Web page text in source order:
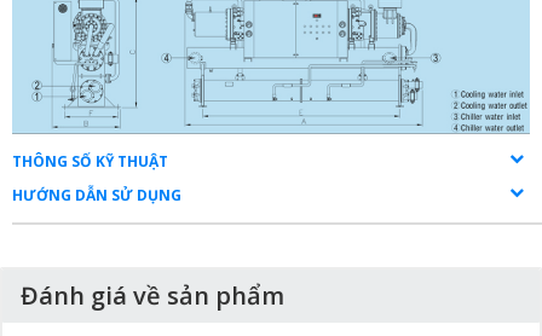
THÔNG SỐ KỸ THUẬT
HƯỚNG DẪN SỬ DỤNG
Đánh giá về sản phẩm